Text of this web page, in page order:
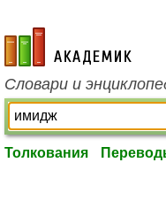
academic.ru
Словари и
Толкования